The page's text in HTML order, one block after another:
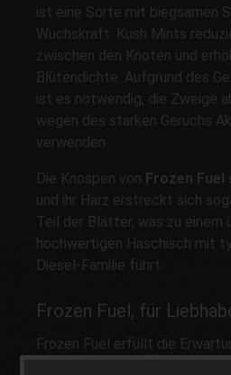
ist eine Sorte mit biegsamen
Wuchskraft. Kush Mints
zwischen den Knoten und
Blütendichte. Aufgrund des
ist es notwendig, die Zweige
wegen des starken Geruchs
verwenden.
Die Knospen von Frozen Fuel
und ihr Harz erstreckt sich
Teil der Blätter, was zu einem
hochwertigen Haschisch mit
Diesel-Familie führt.
Frozen Fuel, für
Frozen Fuel erfüllt die